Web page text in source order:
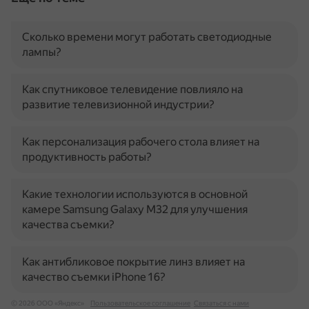
Сколько времени могут работать светодиодные
лампы?
Как спутниковое телевидение повлияло на
развитие телевизионной индустрии?
Как персонализация рабочего стола влияет на
продуктивность работы?
Какие технологии используются в основной
камере Samsung Galaxy M32 для улучшения
качества съемки?
Как антибликовое покрытие линз влияет на
качество съемки iPhone 16?
© 2026 ООО «Яндекс» Пользовательское соглашение Связаться с нами